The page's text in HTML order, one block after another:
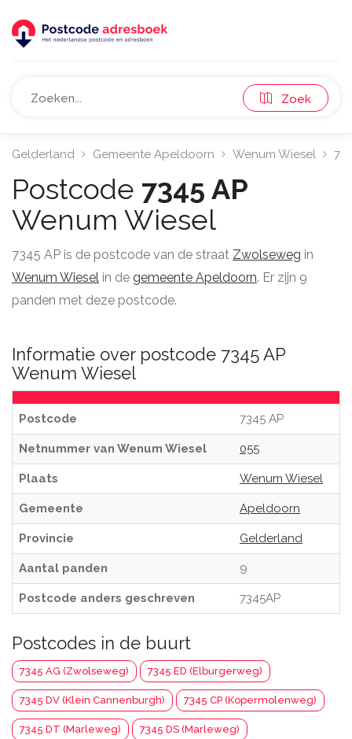
Zoek
Gelderland Gemeente Apeldoorn Wenum Wiesel
Postcode 7345 AP
Wenum Wiesel
7345 AP is de postcode van de straat Zwolseweg in
Wenum Wiesel in de gemeente Apeldoorn. Er zijn 9
panden met deze postcode.
Informatie over postcode 7345 AP
Wenum Wiesel
Postcode 7345 AP
Netnummer van Wenum Wiesel 055
Plaats Wenum Wiesel
Gemeente Apeldoorn
Provincie Gelderland
Aantal panden 9
Postcode anders geschreven 7345AP
Postcodes in de buurt
7345 AG (Zwolseweg) 7345 ED (Elburgerweg)
7345 DV (Klein Cannenburgh) 7345 CP (Kopermolenweg)
7345 DT (Marleweg) 7345 DS (Marleweg)